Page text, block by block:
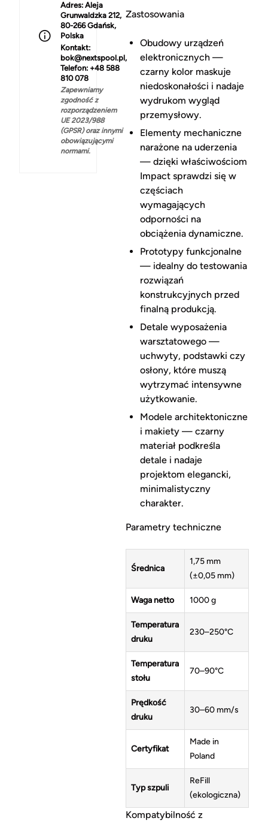
Adres: Aleja
Grunwaldzka 212,
80-266 Gdańsk,
Polska
Kontakt:
bok@nextspool.pl,
Telefon: +48 588
810 078
Zapewniamy
zgodność z
rozporządzeniem
UE 2023/988
(GPSR) oraz innymi
obowiązującymi
normami.
Zastosowania
Obudowy urządzeń
elektronicznych —
czarny kolor maskuje
niedoskonałości i nadaje
wydrukom wygląd
przemysłowy.
Elementy mechaniczne
narażone na uderzenia
— dzięki właściwościom
Impact sprawdzi się w
częściach
wymagających
odporności na
obciążenia dynamiczne.
Prototypy funkcjonalne
— idealny do testowania
rozwiązań
konstrukcyjnych przed
finalną produkcją.
Detale wyposażenia
warsztatowego —
uchwyty, podstawki czy
osłony, które muszą
wytrzymać intensywne
użytkowanie.
Modele architektoniczne
i makiety — czarny
materiał podkreśla
detale i nadaje
projektom elegancki,
minimalistyczny
charakter.
Parametry techniczne
Średnica
1,75 mm
(±0,05 mm)
Waga netto 1000 g
Temperatura
druku
230–250°C
Temperatura
stołu
70–90°C
Prędkość
druku
30–60 mm/s
Certyfikat
Made in
Poland
Typ szpuli
ReFill
(ekologiczna)
Kompatybilność z